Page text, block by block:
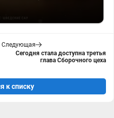
Следующая
Сегодня стала доступна третья
глава Сборочного цеха
к списку